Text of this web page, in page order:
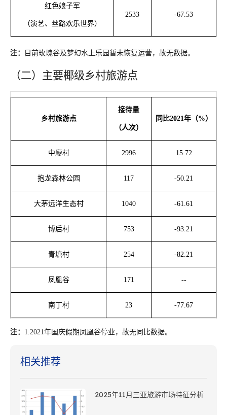
红色娘子军
（演艺、丝路欢乐世界）
2533 -67.53
注： 目前玫瑰谷及梦幻水上乐园暂未恢复运营，故无数据。
（二）主要椰级乡村旅游点
乡村旅游点
接待量
（人次）
同比2021年（%）
中廖村 2996 15.72
抱龙森林公园 117 -50.21
大茅远洋生态村 1040 -61.61
博后村 753 -93.21
青塘村 254 -82.21
凤凰谷 171 --
南丁村 23 -77.67
注： 1.2021年国庆假期凤凰谷停业， 故无同比数据。
相关推荐
2025年11月三亚旅游市场特征分析